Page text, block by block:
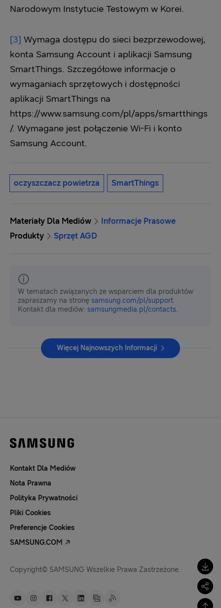
Narodowym Instytucie Testowym w Korei.
[3] Wymaga dostępu do sieci bezprzewodowej,
konta Samsung Account i aplikacji Samsung
SmartThings. Szczegółowe informacje o
wymaganiach sprzętowych i dostępności
aplikacji SmartThings na
https://www.samsung.com/pl/apps/smartthings
/. Wymagane jest połączenie Wi-Fi i konto
Samsung Account.
oczyszczacz powietrza SmartThings
Materiały Dla Mediów
Informacje Prasowe
Produkty
Sprzęt AGD
W tematach związanych ze wsparciem dla produktów
zapraszamy na stronę samsung.com/pl/support.
Kontakt dla mediów: samsungmedia.pl/contacts.
Więcej Najnowszych Informacji
Kontakt Dla Mediów
Nota Prawna
Polityka Prywatności
Pliki Cookies
Preferencje Cookies
SAMSUNG.COM
Copyright© SAMSUNG Wszelkie Prawa Zastrzeżone.